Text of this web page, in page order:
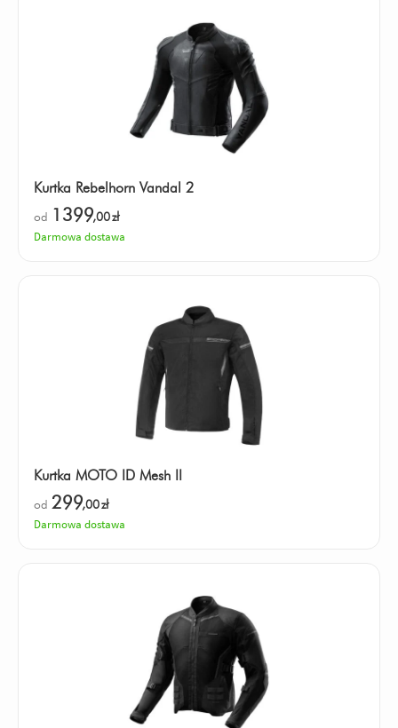
Kurtka Rebelhorn Vandal 2
od 1399,00zł
Darmowa dostawa
Kurtka MOTO ID Mesh II
od 299,00zł
Darmowa dostawa